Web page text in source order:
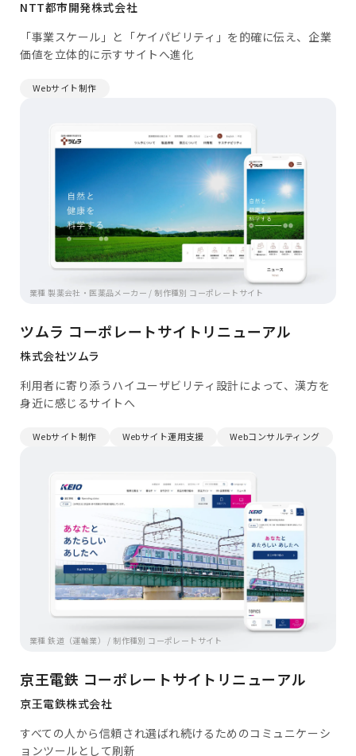
NTT都市開発株式会社
「事業スケール」と「ケイパビリティ」を的確に伝え、企業
価値を立体的に示すサイトへ進化
Webサイト制作
業種 製薬会社・医薬品メーカー / 制作種別 コーポレートサイト
ツムラ コーポレートサイトリニューアル
株式会社ツムラ
利用者に寄り添うハイユーザビリティ設計によって、漢方を
身近に感じるサイトへ
Webサイト制作 Webサイト運用支援 Webコンサルティング
業種 鉄道（運輸業） / 制作種別 コーポレートサイト
京王電鉄 コーポレートサイトリニューアル
京王電鉄株式会社
すべての人から信頼され選ばれ続けるためのコミュニケーシ
ョンツールとして刷新